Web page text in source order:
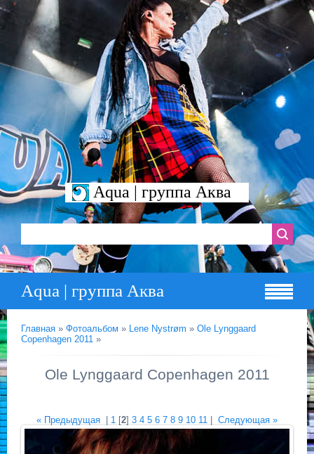
Aqua | группа Аква
Aqua | группа Аква
Главная » Фотоальбом » Lene Nystrøm » Ole Lynggaard
Copenhagen 2011 »
Ole Lynggaard Copenhagen 2011
« Предыдущая 1 [2] 3 4 5 6 7 8 9 10 11 Следующая »